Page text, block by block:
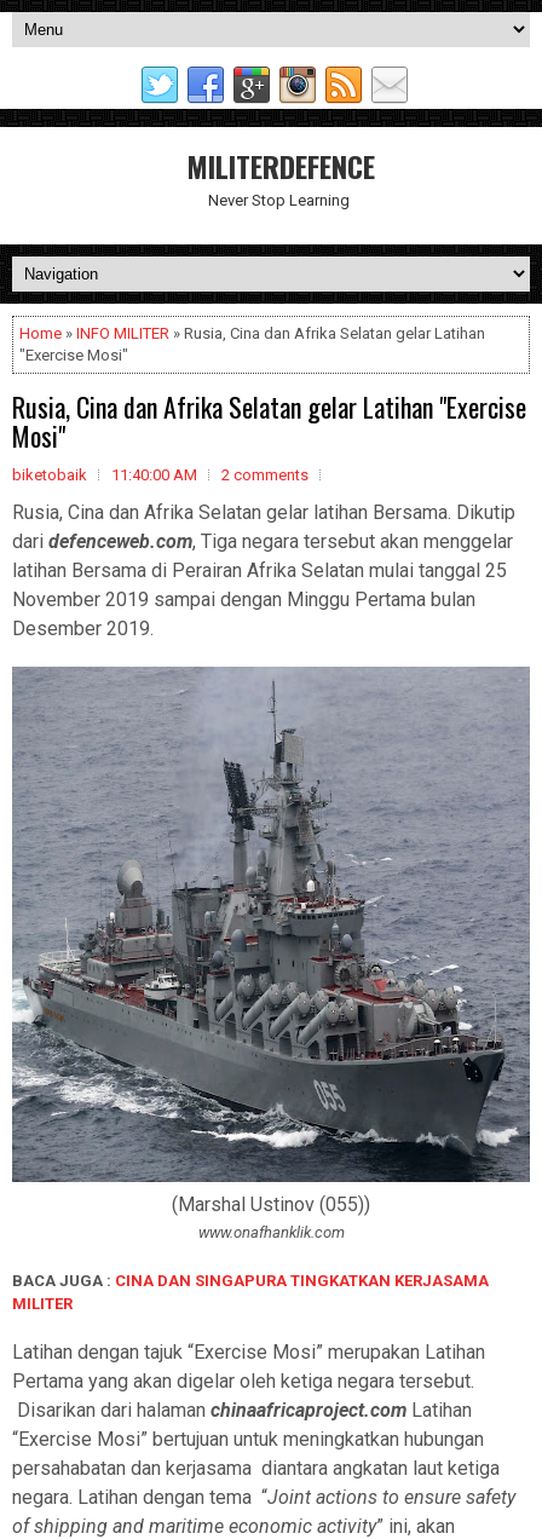
MILITERDEFENCE
Never Stop Learning
Home » INFO MILITER » Rusia, Cina dan Afrika Selatan gelar Latihan
"Exercise Mosi"
Rusia, Cina dan Afrika Selatan gelar Latihan "Exercise
Mosi"
biketobaik 11:40:00 AM 2 comments
Rusia, Cina dan Afrika Selatan gelar latihan Bersama. Dikutip
dari defenceweb.com, Tiga negara tersebut akan menggelar
latihan Bersama di Perairan Afrika Selatan mulai tanggal 25
November 2019 sampai dengan Minggu Pertama bulan
Desember 2019.
(Marshal Ustinov (055))
www.onafhanklik.com
BACA JUGA : CINA DAN SINGAPURA TINGKATKAN KERJASAMA
MILITER
Latihan dengan tajuk “Exercise Mosi” merupakan Latihan
Pertama yang akan digelar oleh ketiga negara tersebut.
Disarikan dari halaman chinaafricaproject.com Latihan
“Exercise Mosi” bertujuan untuk meningkatkan hubungan
persahabatan dan kerjasama diantara angkatan laut ketiga
negara. Latihan dengan tema “Joint actions to ensure safety
of shipping and maritime economic activity” ini, akan